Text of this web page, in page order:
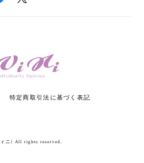
特定商取引法に基づく表記
ニ) All rights reserved.